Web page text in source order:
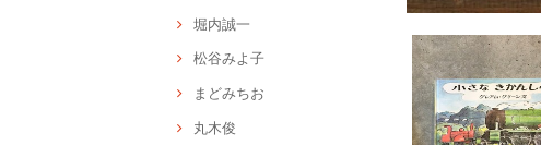
堀内誠一
松谷みよ子
まどみちお
丸木俊